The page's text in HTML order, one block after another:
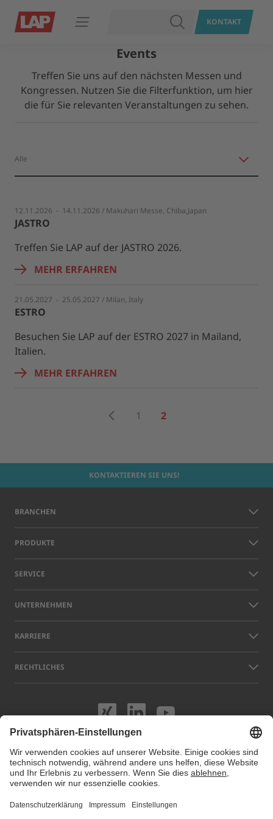
Navigation öffnen SUCHENKONTAKT
Events
Treffen Sie uns auf den nächsten Messen und
Kongressen. Nutzen Sie die Filterfunktion, um hier
die für Sie relevanten Veranstaltungen zu sehen.
12.11.2026 - 14.11.2026 / Makuhari Messe, Chiba,Japan
JASTRO
Treffen Sie LAP auf der JASTRO 2026.
MEHR ERFAHREN
21.05.2027 - 25.05.2027 / Milan, Italy
ESTRO
Besuchen Sie LAP auf der ESTRO 2027 in Mailand,
Italien.
MEHR ERFAHREN
Zurück
1 2
KONTAKTIEREN SIE UNS!
BRANCHEN
PRODUKTE
SERVICE
UNTERNEHMEN
KARRIERE
RECHTLICHES
Besuchen Sie
Besuchen Sie
Besuchen
Namen anderer Unternehmen und Produkte, die auf dieser Website
gezeigt werden, können Warenzeichen oder eingetragene Marken sein,
die nicht LAP, sondern den jeweiligen Eigentümern gehören. Unsere
Einstellungenverwalten oder deaktivieren. Für weitere Informationen